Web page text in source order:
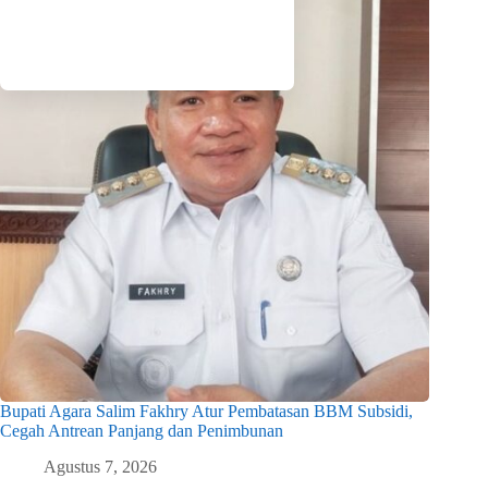
Bupati Agara Salim Fakhry Atur Pembatasan BBM Subsidi,
Cegah Antrean Panjang dan Penimbunan
Agustus 7, 2026